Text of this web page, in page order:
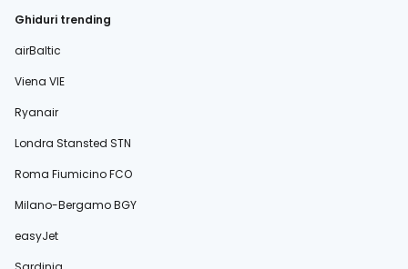
Ghiduri trending
airBaltic
Viena VIE
Ryanair
Londra Stansted STN
Roma Fiumicino FCO
Milano-Bergamo BGY
easyJet